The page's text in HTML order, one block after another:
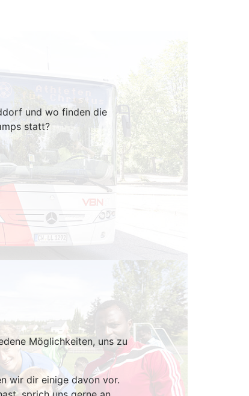
und wo finden die
statt?
Möglichkeiten, uns zu
wir dir einige davon vor.